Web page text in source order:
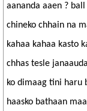
aananda aaen ?
chineko chhain na
kahaa kahaa kasto
chhas tesle
ko dimaag tini haru
haasko bathaan